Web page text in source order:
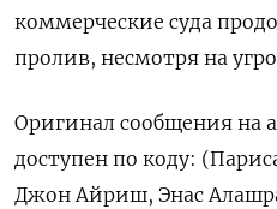
коммерческие суда
пролив, несмотря на
Оригинал сообщения на
доступен по коду:
Джон Айриш, Энас